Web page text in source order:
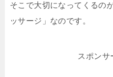
そこで大切になってくるの
ッサージ」なのです。
スポンサ